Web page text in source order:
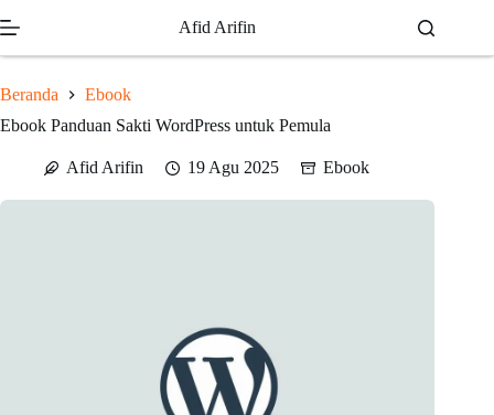
to
Afid Arifin
Beranda
Ebook
Ebook Panduan Sakti WordPress untuk Pemula
Afid Arifin 19 Agu 2025 Ebook